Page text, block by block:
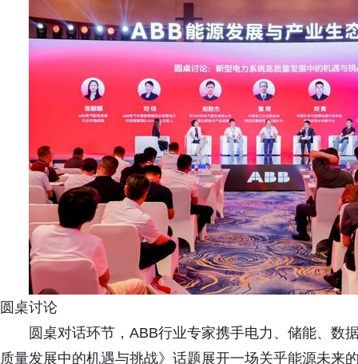
圆桌讨论
圆桌对话环节，ABB行业专家携手电力、储能、数
质量发展中的机遇与挑战》话题展开一场关乎能源未来